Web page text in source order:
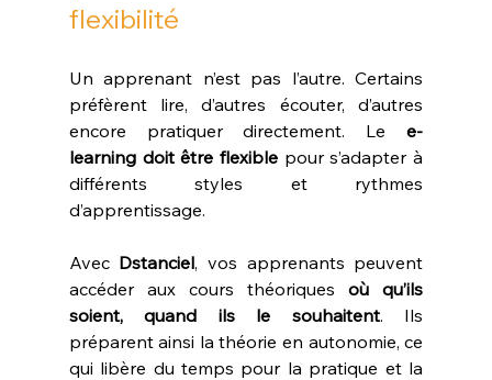
flexibilité
Un apprenant n’est pas l’autre. Certains
préfèrent lire, d’autres écouter, d’autres
encore pratiquer directement. Le e-
learning doit être flexible pour s’adapter à
différents styles et rythmes
d’apprentissage.
Avec Dstanciel, vos apprenants peuvent
accéder aux cours théoriques où qu’ils
soient, quand ils le souhaitent. Ils
préparent ainsi la théorie en autonomie, ce
qui libère du temps pour la pratique et la